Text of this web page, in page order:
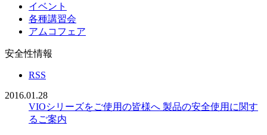
イベント
各種講習会
アムコフェア
安全性情報
RSS
2016.01.28
VIOシリーズをご使用の皆様へ 製品の安全使用に関す
るご案内